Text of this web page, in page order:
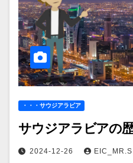
・・・サウジアラビア
サウジアラビアの
2024-12-26 EIC_MR.S